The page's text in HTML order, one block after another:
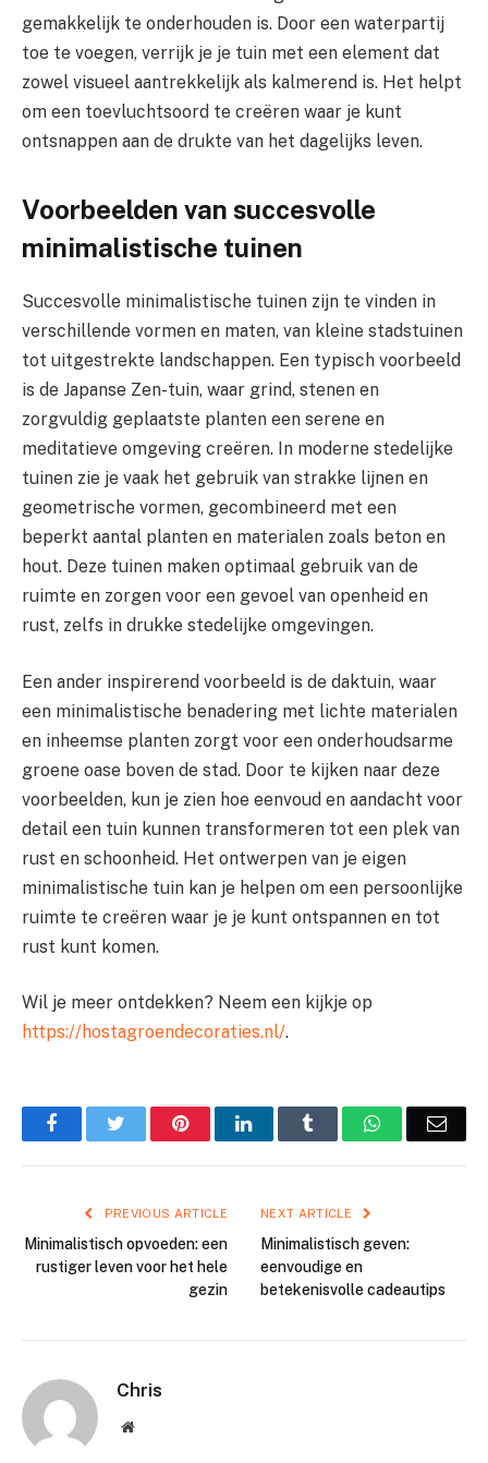
gemakkelijk te onderhouden is. Door een waterpartij
toe te voegen, verrijk je je tuin met een element dat
zowel visueel aantrekkelijk als kalmerend is. Het helpt
om een toevluchtsoord te creëren waar je kunt
ontsnappen aan de drukte van het dagelijks leven.
Voorbeelden van succesvolle
minimalistische tuinen
Succesvolle minimalistische tuinen zijn te vinden in
verschillende vormen en maten, van kleine stadstuinen
tot uitgestrekte landschappen. Een typisch voorbeeld
is de Japanse Zen-tuin, waar grind, stenen en
zorgvuldig geplaatste planten een serene en
meditatieve omgeving creëren. In moderne stedelijke
tuinen zie je vaak het gebruik van strakke lijnen en
geometrische vormen, gecombineerd met een
beperkt aantal planten en materialen zoals beton en
hout. Deze tuinen maken optimaal gebruik van de
ruimte en zorgen voor een gevoel van openheid en
rust, zelfs in drukke stedelijke omgevingen.
Een ander inspirerend voorbeeld is de daktuin, waar
een minimalistische benadering met lichte materialen
en inheemse planten zorgt voor een onderhoudsarme
groene oase boven de stad. Door te kijken naar deze
voorbeelden, kun je zien hoe eenvoud en aandacht voor
detail een tuin kunnen transformeren tot een plek van
rust en schoonheid. Het ontwerpen van je eigen
minimalistische tuin kan je helpen om een persoonlijke
ruimte te creëren waar je je kunt ontspannen en tot
rust kunt komen.
Wil je meer ontdekken? Neem een kijkje op
https://hostagroendecoraties.nl/.
FacebookTwitter PinterestLinkedIn Tumblr WhatsApp
PREVIOUS ARTICLE
Minimalistisch opvoeden: een
rustiger leven voor het hele
gezin
NEXT ARTICLE
Minimalistisch geven:
eenvoudige en
betekenisvolle cadeautips
Chris
Website